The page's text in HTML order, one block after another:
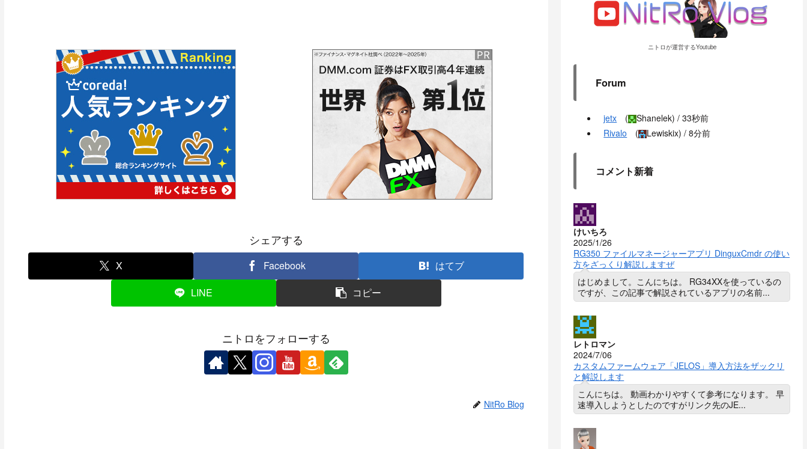
シェアする
X Facebook
はてブ
LINE
コピー
ニトロをフォローする
NitRo Blog
ニトロが運営するYoutube
Forum
jetx ( Shanelek) /33秒前
Rivalo
( Lewiskix) /8分前
コメント新着
けいちろ
2025/1/26
RG350 ファイルマネージャーアプリ DinguxCmdr の使い
方をざっくり解説しますぜ
はじめまして。こんにちは。 RG34XXを使っているの
ですが、この記事で解説されているアプリの名前...
レトロマン
2024/7/06
カスタムファームウェア「JELOS」導入方法をザックリ
と解説します
こんにちは。 動画わかりやすくて参考になります。 早
速導入しようとしたのですがリンク先のJE...